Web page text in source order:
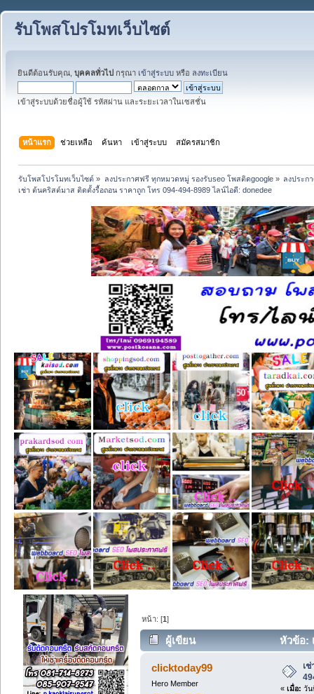
รับโพสโปรโมทเว็บไซต์
ยินดีต้อนรับคุณ, บุคคลทั่วไป กรุณา เข้าสู่ระบบ หรือ ลงทะเบียน
เข้าสู่ระบบด้วยชื่อผู้ใช้ รหัสผ่าน และระยะเวลาในเซสชั่น
หน้าแรก ช่วยเหลือ ค้นหา เข้าสู่ระบบ สมัครสมาชิก
รับโพสโปรโมทเว็บไซต์ » ลงประกาศฟรี ทุกหมวดหมู่ รองรับseo โพสติดgoogle» ลงประก
เช่า ต้นคริสต์มาส ติดตั้งรื้อถอน ราคาถูก โทร 094-494-8989 ไลน์ไอดี: donedee
หน้า: [1]
ผู้เขียน
หัวข้อ:
381 ครั้ง)
clicktoday99
Hero Member
เ
« เมื่อ: วัน